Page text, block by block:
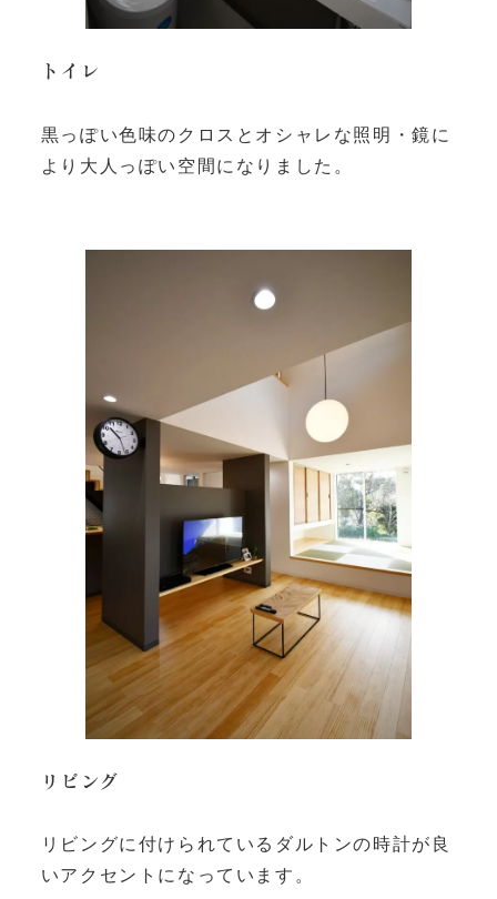
トイレ
黒っぽい色味のクロスとオシャレな照明・鏡に
より大人っぽい空間になりました。
リビング
リビングに付けられているダルトンの時計が良
いアクセントになっています。